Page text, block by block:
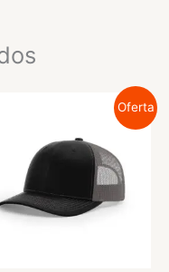
Oferta